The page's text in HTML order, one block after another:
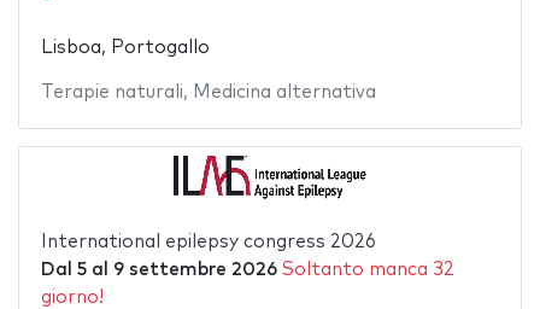
Lisboa, Portogallo
Terapie naturali, Medicina alternativa
International epilepsy congress 2026
Dal 5al 9 settembre 2026 Soltanto manca 32
giorno!